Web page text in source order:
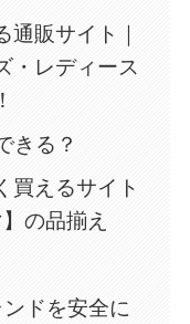
販サイト｜
・レディース
きる？
買えるサイト
の品揃え
ンドを安全に